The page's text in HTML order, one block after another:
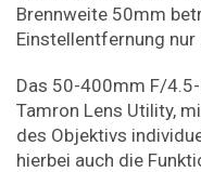
Brennweite 50mm
Einstellentfernung nur
Das 50-400mm F/
Tamron Lens Utility,
des Objektivs
hierbei auch die